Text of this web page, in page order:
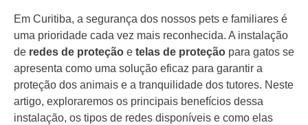
Em Curitiba, a segurança dos nossos pets e familiares é
uma prioridade cada vez mais reconhecida. A instalação
de redes de proteção e telas de proteção para gatos se
apresenta como uma solução eficaz para garantir a
proteção dos animais e a tranquilidade dos tutores. Neste
artigo, exploraremos os principais benefícios dessa
instalação, os tipos de redes disponíveis e como elas